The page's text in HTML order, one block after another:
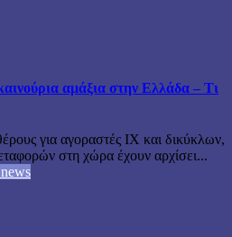
αμάξια στην Ελλάδα – Τι
για αγοραστές ΙΧ και δικύκλων,
στη χώρα έχουν αρχίσει...